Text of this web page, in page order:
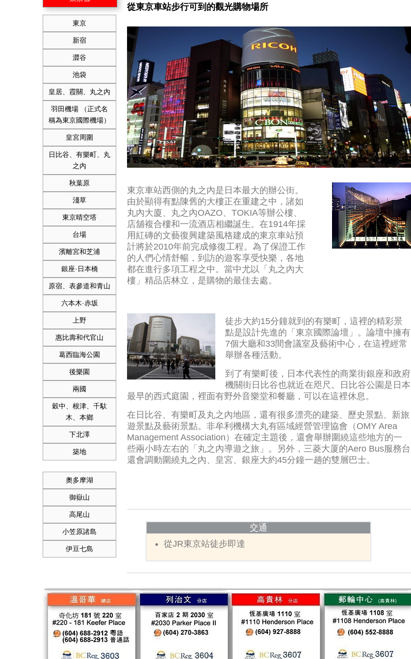
東京
新宿
澀谷
池袋
皇居、霞關、丸之內
羽田機場 （正式名
稱為東京國際機場）
皇宮周圍
日比谷、有樂町、丸
之內
秋葉原
淺草
東京晴空塔
台場
濱離宮和芝浦
銀座·日本橋
原宿、表參道和青山
六本木·赤坂
上野
惠比壽和代官山
葛西臨海公園
後樂園
兩國
穀中、根津、千馱
木、本鄉
下北澤
築地
奧多摩湖
御嶽山
高尾山
小笠原諸島
伊豆七島
從東京車站步行可到的觀光購物場所
東京車站西側的丸之內是日本最大的辦公街。
由於顯得有點陳舊的大樓正在重建之中，諸如
丸內大廈、丸之內OAZO、TOKIA等辦公樓、
店舖複合樓和一流酒店相繼誕生。在1914年採
用紅磚的文藝復興建築風格建成的東京車站預
計將於2010年前完成修復工程。為了保證工作
的人們心情舒暢，到訪的遊客享受快樂，各地
都在進行多項工程之中。當中尤以「丸之內大
樓」精品店林立，是購物的最佳去處。
徒步大約15分鐘就到的有樂町，這裡的精彩景
點是設計先進的「東京國際論壇」。論壇中擁有
7個大廳和33間會議室及藝術中心，在這裡經常
舉辦各種活動。
到了有樂町後，日本代表性的商業街銀座和政府
機關街日比谷也就近在咫尺。日比谷公園是日本
最早的西式庭園，裡面有野外音樂堂和餐廳，可以在這裡休息。
在日比谷、有樂町及丸之內地區，還有很多漂亮的建築、歷史景點、新旅
遊景點及藝術景點。非牟利機構大丸有區域經營管理協會（OMY Area
Management Association）在確定主題後，還會舉辦圍繞這些地方的一
些兩小時左右的「丸之內導遊之旅」。另外，三菱大厦的Aero Bus服務台
還會調動圍繞丸之內、皇宮、銀座大約45分鐘一趟的雙層巴士。
交通
從JR東京站徒步即達